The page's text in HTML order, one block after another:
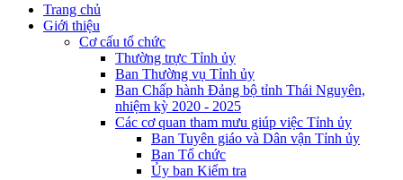
Trang chủ
Giới thiệu
Cơ cấu tổ chức
Thường trực Tỉnh ủy
Ban Thường vụ Tỉnh ủy
Ban Chấp hành Đảng bộ tỉnh Thái Nguyên,
nhiệm kỳ 2020 - 2025
Các cơ quan tham mưu giúp việc Tỉnh ủy
Ban Tuyên giáo và Dân vận Tỉnh ủy
Ban Tổ chức
Ủy ban Kiểm tra